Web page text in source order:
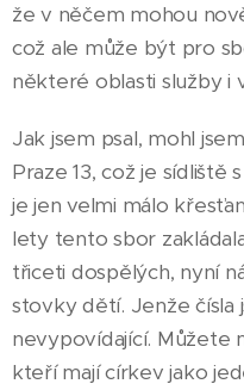
že v něčem mohou
což ale může být pro
některé oblasti služby i
Jak jsem psal, mohl
Praze 13, což je sídliště
je jen velmi málo
lety tento sbor
třiceti dospělých, nyní
stovky dětí. Jenže čísla
nevypovídající. Můžete
kteří mají církev jako